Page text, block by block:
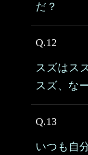
だ？
Q.12
スズはス
スズ、な
Q.13
いつも自